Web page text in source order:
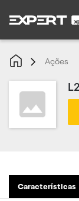
Ações
Características